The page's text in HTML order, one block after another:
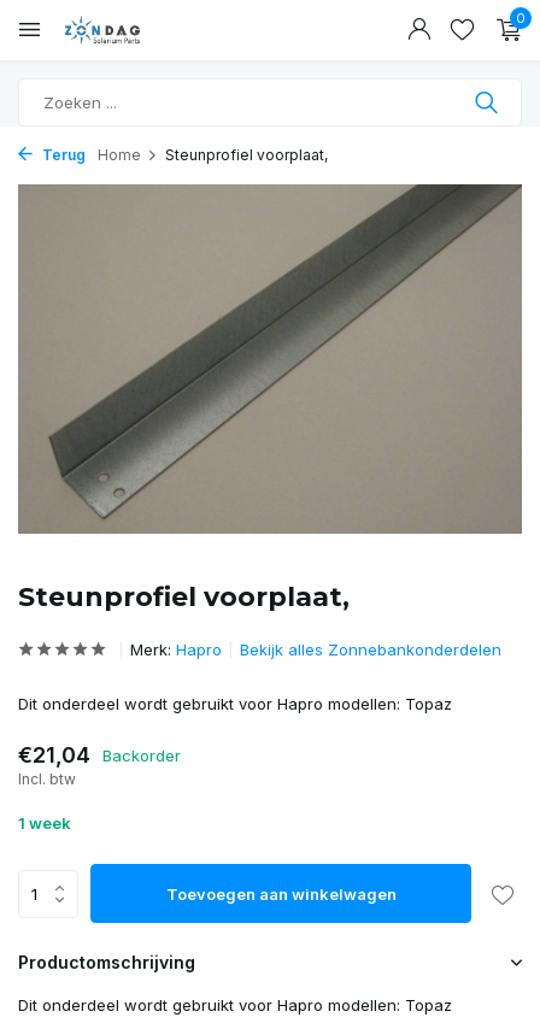
0
Terug Home Steunprofiel voorplaat,
Steunprofiel voorplaat,
Merk: Hapro Bekijk alles Zonnebankonderdelen
Dit onderdeel wordt gebruikt voor Hapro modellen: Topaz
€21,04 Backorder
Incl. btw
1 week
Toevoegen aan winkelwagen
Productomschrijving
Dit onderdeel wordt gebruikt voor Hapro modellen: Topaz